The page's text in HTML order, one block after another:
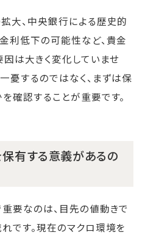
大、中央銀行による歴史的
利低下の可能性など、貴金
は大きく変化していませ
憂するのではなく、まずは保
確認することが重要です。
有する意義があるの
要なのは、目先の値動きで
です。現在のマクロ環境を